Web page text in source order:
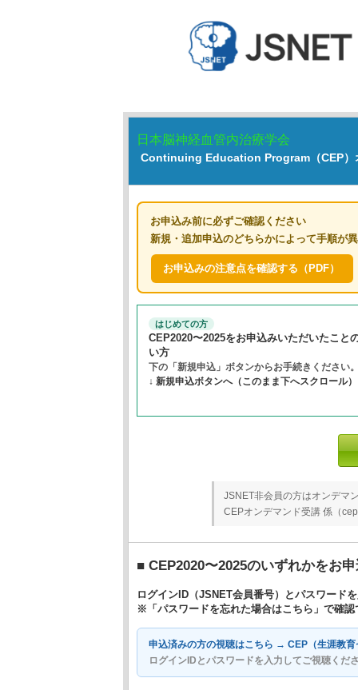
日本脳神経血管内治療学会
Continuing Education Program（CEP）
お申込み前に必ずご確認ください
新規・追加申込のどちらかによって手順が
お申込みの注意点を確認する（PDF）
はじめての方
CEP2020〜2025をお申込みいただいたこと
い方
下の「新規申込」ボタンからお手続きください
↓ 新規申込ボタンへ（このまま下へスクロール）
JSNET非会員の方はオンデマ
CEPオンデマンド受講 係（
■ CEP2020〜2025のいずれかをお
ログインID（JSNET会員番号）とパスワード
※「パスワードを忘れた場合はこちら」で確
申込済みの方の視聴はこちら → CEP（生涯教
ログインIDとパスワードを入力してご視聴くだ